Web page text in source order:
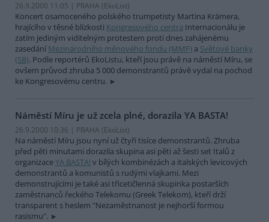
26.9.2000 11:05 | PRAHA (EkoList)
Koncert osamoceného polského trumpetisty Martina Krämera,
hrajícího v těsné blízkosti Kongresového centra Internacionálu je
zatím jediným viditelným protestem proti dnes zahájenému
zasedání Mezinárodního měnového fondu (MMF) a Světové banky
(SB). Podle reportérů EkoListu, kteří jsou právě na náměstí Míru, se
ovšem průvod zhruba 5 000 demonstrantů právě vydal na pochod
ke Kongresovému centru.
Náměstí Míru je už zcela plné, dorazila YA BASTA!
26.9.2000 10:36 | PRAHA (EkoList)
Na náměstí Míru jsou nyní už čtyři tisíce demonstrantů. Zhruba
před pěti minutami dorazila skupina asi pěti až šesti set Italů z
organizaceYA BASTA! v bílých kombinézách a italských levicových
demonstrantů a komunistů s rudými vlajkami. Mezi
demonstrujícími je také asi třicetičlenná skupinka postarších
zaměstnanců řeckého Telekomu (Greek Telekom), kteří drží
transparent s heslem "Nezaměstnanost je nejhorší formou
rasismu".